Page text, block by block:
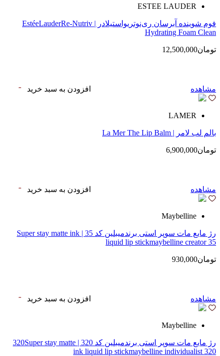
ESTEE LAUDER
فوم شوینده آبرسان ری‌نوتریواستیلادر | EstéeLauderRe-Nutriv
Hydrating Foam Clean
تومان12,500,000
مشاهده افزودن به سبد خرید
LAMER
بالم لب لامر | La Mer The Lip Balm
تومان6,900,000
مشاهده افزودن به سبد خرید
Maybelline
رژ مایع مات سوپر استی‌ برندمیبلین کد 35 | Super stay matte ink
liquid lip stickmaybelline creator 35
تومان930,000
مشاهده افزودن به سبد خرید
Maybelline
رژ مایع مات سوپر استی‌ برندمیبلین کد 320 | 320Super stay matte
ink liquid lip stickmaybelline individualist 320